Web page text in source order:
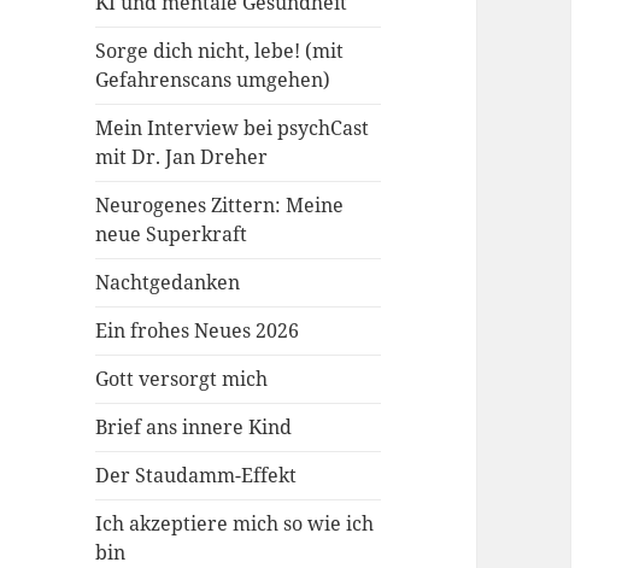
Sorge dich nicht, lebe! (mit
Gefahrenscans umgehen)
Mein Interview bei psychCast
mit Dr. Jan Dreher
Neurogenes Zittern: Meine
neue Superkraft
Nachtgedanken
Ein frohes Neues 2026
Gott versorgt mich
Brief ans innere Kind
Der Staudamm-Effekt
Ich akzeptiere mich so wie ich
bin